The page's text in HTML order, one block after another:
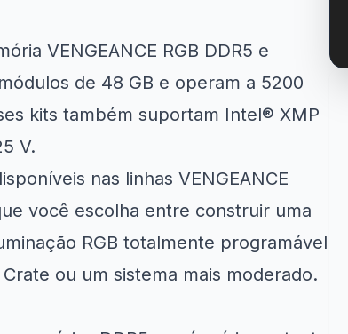
VENGEANCE RGB DDR5 e
de 48 GB e operam a 5200
kits também suportam Intel® XMP
V.
nas linhas VENGEANCE
você escolha entre construir uma
RGB totalmente programável
ou um sistema mais moderado.